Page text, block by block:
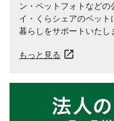
ン・ペットフォトなど
イ・くらシェアのペッ
暮らしをサポートいたし
もっと見る